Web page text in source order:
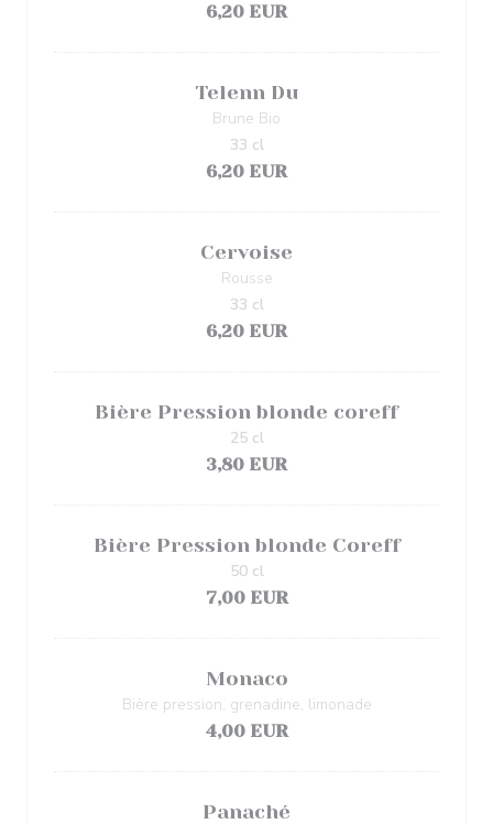
6,20 EUR
Telenn Du
Brune Bio
6,20 EUR
33 cl
Cervoise
Rousse
6,20 EUR
33 cl
Bière Pression blonde coreff
3,80 EUR
25 cl
Bière Pression blonde Coreff
7,00 EUR
50 cl
Monaco
Bière pression, grenadine, limonade
4,00 EUR
Panaché